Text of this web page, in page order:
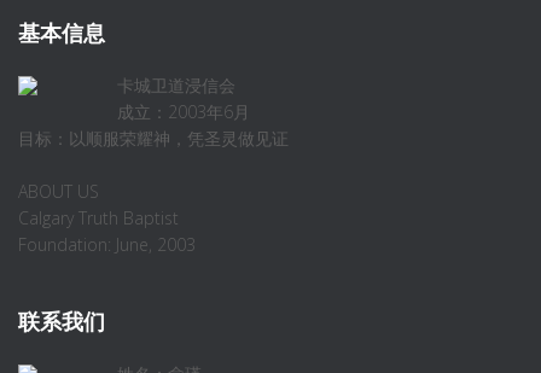
基本信息
卡城卫道浸信会
成立：2003年6月
目标：以顺服荣耀神，凭圣灵做见证
ABOUT US
Calgary Truth Baptist
Foundation: June, 2003
联系我们